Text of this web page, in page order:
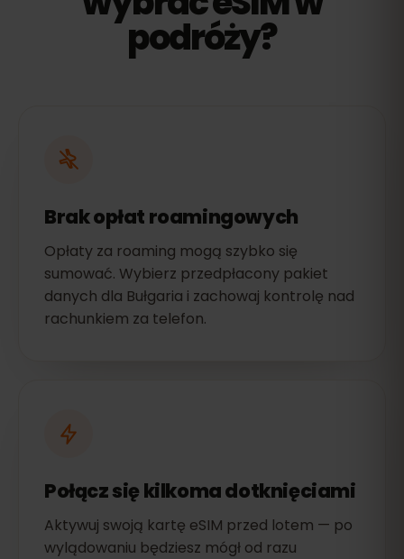
podróży?
Brak opłat roamingowych
Opłaty za roaming mogą szybko się
sumować. Wybierz przedpłacony pakiet
danych dla Bułgaria i zachowaj kontrolę nad
rachunkiem za telefon.
Połącz się kilkoma dotknięciami
Aktywuj swoją kartę eSIM przed lotem — po
wylądowaniu będziesz mógł od razu